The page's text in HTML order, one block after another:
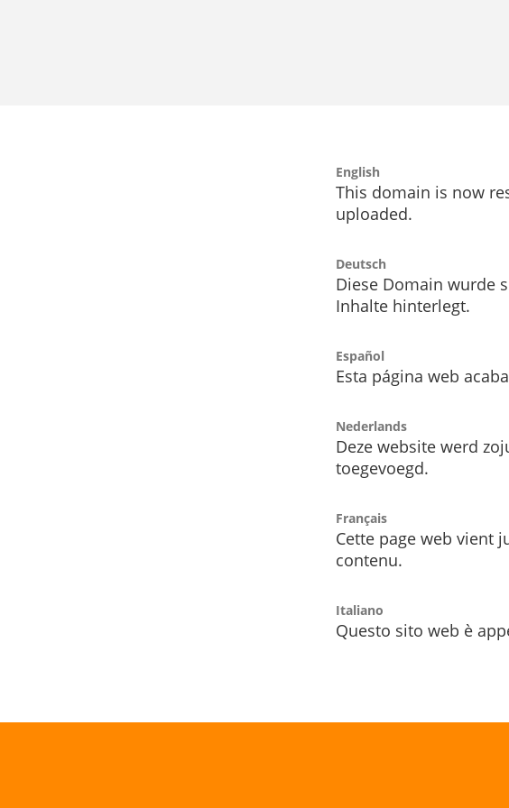
English
This domain is now
uploaded.
Deutsch
Diese Domain wurde
Inhalte hinterlegt.
Español
Esta página web
Nederlands
Deze website werd
toegevoegd.
Français
Cette page web vient
contenu.
Italiano
Questo sito web è